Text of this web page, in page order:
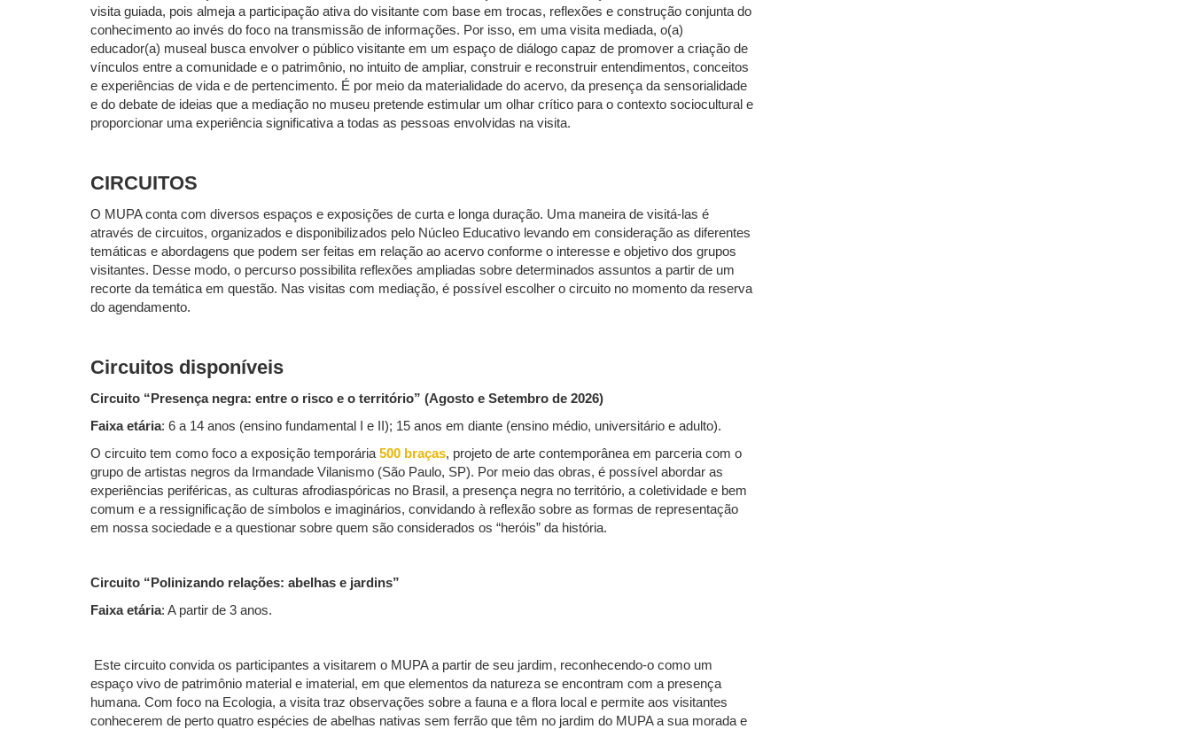
visita guiada, pois almeja a participação ativa do visitante com base em trocas, reflexões e construção conjunta do
conhecimento ao invés do foco na transmissão de informações. Por isso, em uma visita mediada, o(a)
educador(a) museal busca envolver o público visitante em um espaço de diálogo capaz de promover a criação de
vínculos entre a comunidade e o patrimônio, no intuito de ampliar, construir e reconstruir entendimentos, conceitos
e experiências de vida e de pertencimento. É por meio da materialidade do acervo, da presença da sensorialidade
e do debate de ideias que a mediação no museu pretende estimular um olhar crítico para o contexto sociocultural e
proporcionar uma experiência significativa a todas as pessoas envolvidas na visita.
CIRCUITOS
O MUPA conta com diversos espaços e exposições de curta e longa duração. Uma maneira de visitá-las é
através de circuitos, organizados e disponibilizados pelo Núcleo Educativo levando em consideração as diferentes
temáticas e abordagens que podem ser feitas em relação ao acervo conforme o interesse e objetivo dos grupos
visitantes. Desse modo, o percurso possibilita reflexões ampliadas sobre determinados assuntos a partir de um
recorte da temática em questão. Nas visitas com mediação, é possível escolher o circuito no momento da reserva
do agendamento.
Circuitos disponíveis
Circuito “Presença negra: entre o risco e o território” (Agosto e Setembro de 2026)
Faixa etária: 6 a 14 anos (ensino fundamental I e II); 15 anos em diante (ensino médio, universitário e adulto).
O circuito tem como foco a exposição temporária 500 braças, projeto de arte contemporânea em parceria com o
grupo de artistas negros da Irmandade Vilanismo (São Paulo, SP). Por meio das obras, é possível abordar as
experiências periféricas, as culturas afrodiaspóricas no Brasil, a presença negra no território, a coletividade e bem
comum e a ressignificação de símbolos e imaginários, convidando à reflexão sobre as formas de representação
em nossa sociedade e a questionar sobre quem são considerados os “heróis” da história.
Circuito “Polinizando relações: abelhas e jardins”
Faixa etária: A partir de 3 anos.
Este circuito convida os participantes a visitarem o MUPA a partir de seu jardim, reconhecendo-o como um
espaço vivo de patrimônio material e imaterial, em que elementos da natureza se encontram com a presença
humana. Com foco na Ecologia, a visita traz observações sobre a fauna e a flora local e permite aos visitantes
conhecerem de perto quatro espécies de abelhas nativas sem ferrão que têm no jardim do MUPA a sua morada e